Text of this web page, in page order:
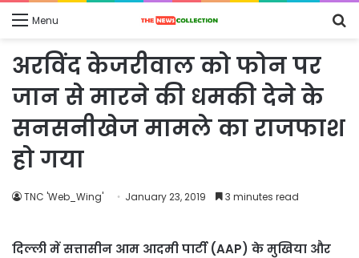
Menu
अरविंद केजरीवाल को फोन पर
जान से मारने की धमकी देने के
सनसनीखेज मामले का राजफाश
हो गया
TNC 'Web_Wing' January 23, 2019 3 minutes read
दिल्ली में सत्तासीन आम आदमी पार्टी (AAP) के मुखिया और